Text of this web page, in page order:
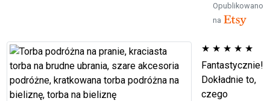
Opublikowano
na
★ ★ ★ ★ ★
Fantastycznie!
Dokładnie to,
czego